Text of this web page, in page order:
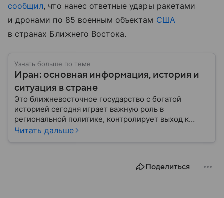
сообщил, что нанес ответные удары ракетами
и дронами по 85 военным объектам США
в странах Ближнего Востока.
Узнать больше по теме
Иран: основная информация, история и
ситуация в стране
Это ближневосточное государство с богатой
историей сегодня играет важную роль в
региональной политике, контролирует выход к
Персидскому заливу и Ормузскому проливу, а также
Читать дальше
Поделиться